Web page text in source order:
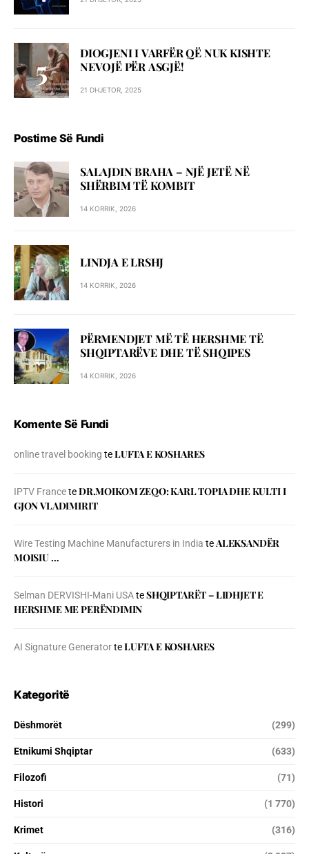
DIOGJENI I VARFËR QË NUK KISHTE
NEVOJË PËR ASGJË!
21 DHJETOR, 2025
Postime Së Fundi
SALAJDIN BRAHA – NJЁ JETЁ NЁ
SHЁRBIM TЁ KOMBIT
14 KORRIK, 2026
LINDJA E LRSHJ
14 KORRIK, 2026
PËRMENDJET MË TË HERSHME TË
SHQIPTARËVE DHE TË SHQIPES
14 KORRIK, 2026
Komente Së Fundi
online travel booking teLUFTA E KOSHARES
IPTV FranceteDR.MOIKOM ZEQO: KARL TOPIA DHE KULTI I
GJON VLADIMIRIT
Wire Testing Machine Manufacturers in India teALEKSANDËR
MOISIU …
Selman DERVISHI-Mani USAteSHQIPTARËT – LIDHJET E
HERSHME ME PERËNDIMIN
AI Signature GeneratorteLUFTA E KOSHARES
Kategoritë
Dëshmorët (299)
Etnikumi Shqiptar (633)
Filozofi (71)
Histori (1 770)
Krimet (316)